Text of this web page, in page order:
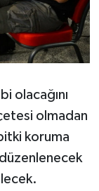
olacağını
olmadan
koruma